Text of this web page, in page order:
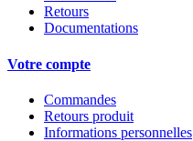
Retours
Documentations
Votre compte
Commandes
Retours produit
Informations personnelles